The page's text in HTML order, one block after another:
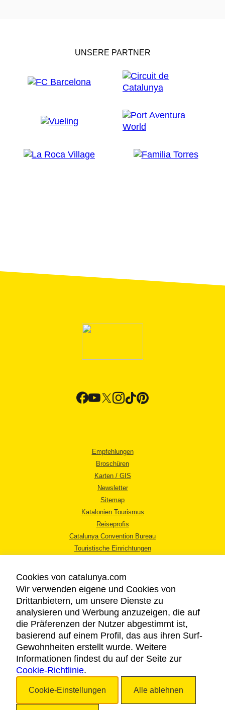
UNSERE PARTNER
Empfehlungen
Broschüren
Karten / GIS
Newsletter
Sitemap
Katalonien Tourismus
Reiseprofis
Catalunya Convention Bureau
Touristische Einrichtungen
RECHTLICHER HINWEIS
DATENSCHUTZICHTLINIE
COOKIES
BARRIEREFREIHEIT
Cookies von catalunya.com
Wir verwenden eigene und Cookies von
Drittanbietern, um unsere Dienste zu
analysieren und Werbung anzuzeigen, die auf
die Präferenzen der Nutzer abgestimmt ist,
basierend auf einem Profil, das aus ihren Surf-
Gewohnheiten erstellt wurde. Weitere
Informationen findest du auf der Seite zur
Cookie-Richtlinie.
Cookie-Einstellungen Alle ablehnen